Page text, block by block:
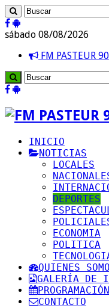
sábado 08/08/2026
FM PASTEUR
INICIO
NOTICIAS
LOCALES
DEPORTES
ECONOMIA
POLITICA
QUIENES
GALERÍA DE
PROGRAMACIÓN
CONTACTO